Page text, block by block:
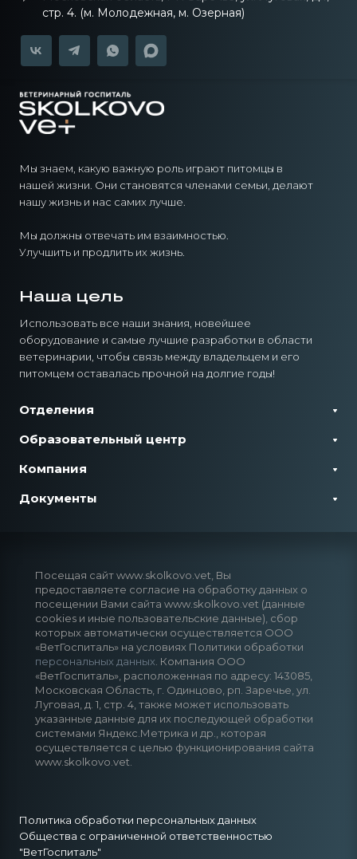
стр. 4. (м. Молодежная, м. Озерная)
Мы знаем, какую важную роль играют питомцы в
нашей жизни. Они становятся членами семьи, делают
нашу жизнь и нас самих лучше.
Мы должны отвечать им взаимностью.
Улучшить и продлить их жизнь.
Наша цель
Использовать все наши знания, новейшее
оборудование и самые лучшие разработки в области
ветеринарии, чтобы связь между владельцем и его
питомцем оставалась прочной на долгие годы!
Отделения
Образовательный центр
Компания
Документы
Посещая сайт www.skolkovo.vet, Вы
предоставляете согласие на обработку данных о
посещении Вами сайта www.skolkovo.vet (данные
cookies и иные пользовательские данные), сбор
которых автоматически осуществляется ООО
«ВетГоспиталь» на условиях Политики обработки
персональных данных . Компания ООО
«ВетГоспиталь», расположенная по адресу: 143085,
Московская Область, г. Одинцово, рп. Заречье, ул.
Луговая, д. 1, стр. 4, также может использовать
указанные данные для их последующей обработки
системами Яндекс.Метрика и др., которая
осуществляется с целью функционирования сайта
www.skolkovo.vet.
Политика обработки персональных данных
Общества с ограниченной ответственностью
"ВетГоспиталь"